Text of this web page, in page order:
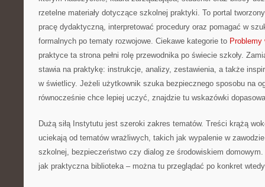
rzetelne materiały dotyczące szkolnej praktyki. To portal
pracę dydaktyczną, interpretować procedury oraz pomagać w
formalnych po tematy rozwojowe. Ciekawe kategorie to Problemy
praktyce ta strona pełni rolę przewodnika po świecie szkoły.
stawia na praktykę: instrukcje, analizy, zestawienia, a także
w świetlicy. Jeżeli użytkownik szuka bezpiecznego sposobu na
równocześnie chce lepiej uczyć, znajdzie tu wskazówki
Dużą siłą Instytutu jest szeroki zakres tematów. Treści krążą
uciekają od tematów wrażliwych, takich jak wypalenie w
szkolnej, bezpieczeństwo czy dialog ze środowiskiem domowym.
jak praktyczna biblioteka – można tu przeglądać po konkret